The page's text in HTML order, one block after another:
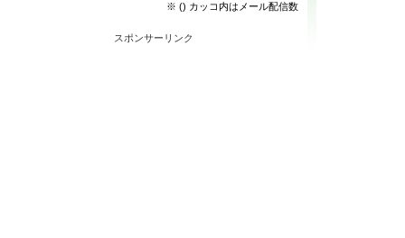
※ () カッコ内はメール配信数
スポンサーリンク